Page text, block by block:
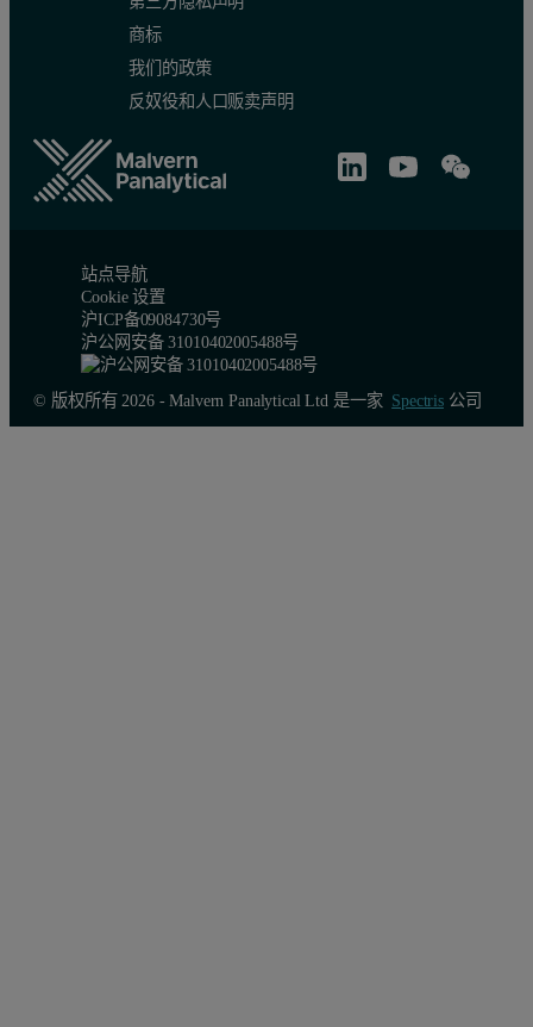
商标
我们的政策
反奴役和人口贩卖声明
站点导航
Cookie 设置
沪ICP备09084730号
沪公网安备 31010402005488号
© 版权所有 2026 - Malvern Panalytical Ltd 是一家 Spectris公司